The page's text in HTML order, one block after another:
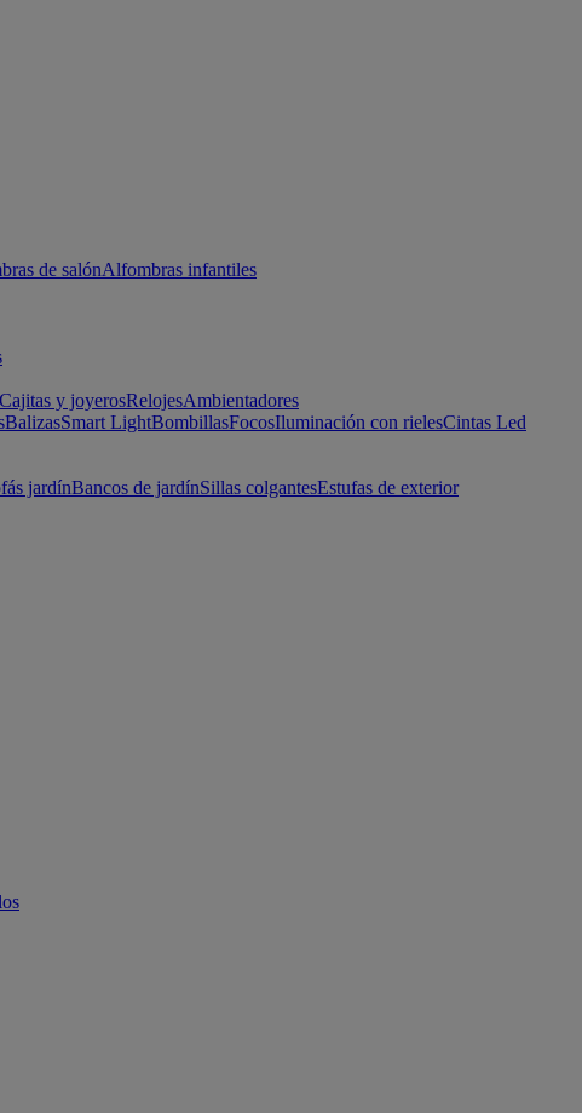
de salónAlfombras infantiles
Cajitas y joyerosRelojesAmbientadores
BalizasSmart LightBombillasFocosIluminación con rielesCintas Led
jardínBancos de jardínSillas colgantesEstufas de exterior